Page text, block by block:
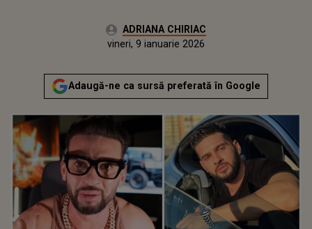
Autor:ADRIANA CHIRIAC
Publicat:
vineri, 9 ianuarie 2026
Adaugă-ne ca sursă preferată în Google